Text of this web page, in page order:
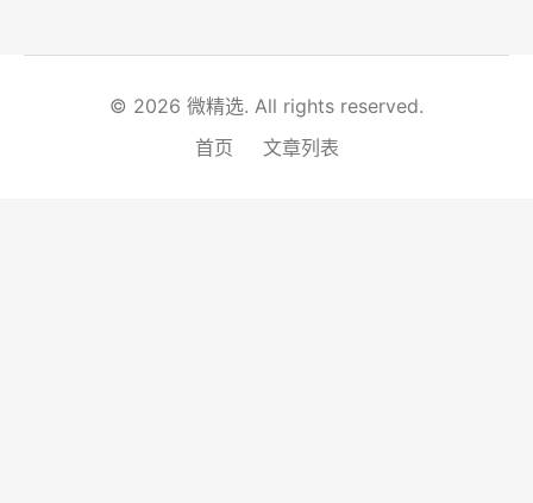
© 2026 微精选. All rights reserved.
首页
文章列表